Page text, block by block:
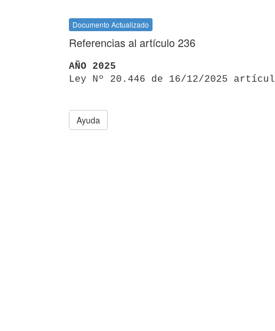
Documento Actualizado
Referencias al artículo 236
AÑO 2025
Ley Nº 20.446 de 16/12/2025
Ayuda